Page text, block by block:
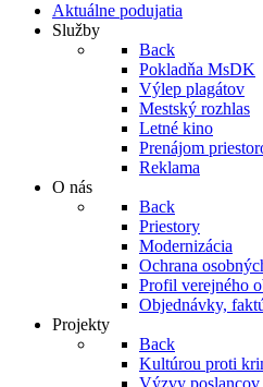
Aktuálne podujatia
Služby
Back
Pokladňa MsDK
Výlep plagátov
Mestský rozhlas
Letné kino
Prenájom
Reklama
O nás
Back
Priestory
Modernizácia
Ochrana
Profil verejného
Objednávky,
Projekty
Back
Kultúrou proti
Výzvy poslancov